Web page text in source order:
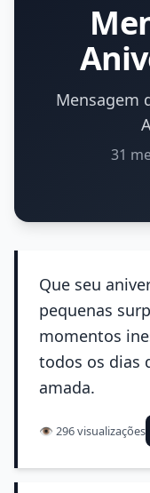
Mensagem
31
Que seu
pequenas
momentos
todos os dias
amada.
👁️ 296 visualizações